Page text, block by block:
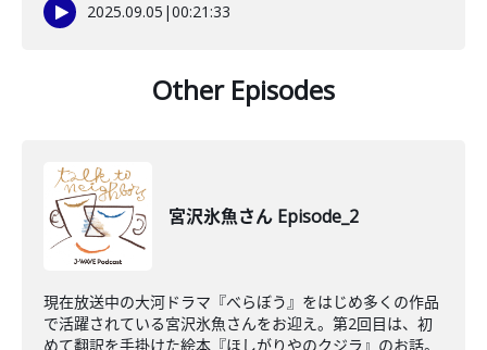
2025.09.05 |00:21:33
Other Episodes
宮沢氷魚さん Episode_2
現在放送中の大河ドラマ『べらぼう』をはじめ多くの作品
で活躍されている宮沢氷魚さんをお迎え。第2回目は、初
めて翻訳を手掛けた絵本『ほしがりやのクジラ』のお話。